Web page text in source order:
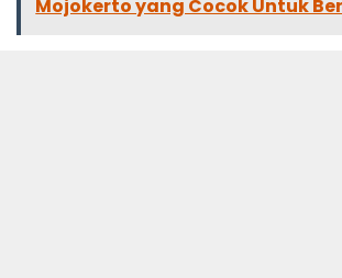
Mojokerto yang Cocok Untuk